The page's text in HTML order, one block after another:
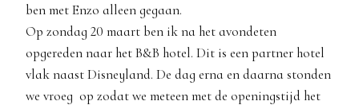
ben met Enzo alleen gegaan.
Op zondag 20 maart ben ik na het avondeten
opgereden naar het B&B hotel. Dit is een partner hotel
vlak naast Disneyland. De dag erna en daarna stonden
we vroeg op zodat we meteen met de openingstijd het